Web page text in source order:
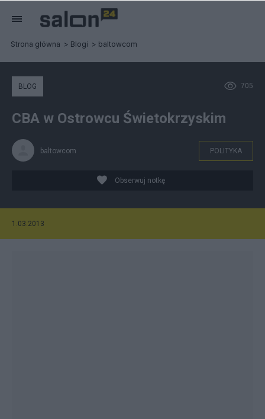
Strona główna Blogi baltowcom
705
BLOG
CBA w Ostrowcu Świetokrzyskim
baltowcom POLITYKA
Obserwuj notkę
1.03.2013